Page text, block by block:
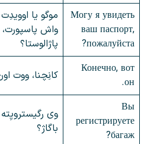
Могу я увидеть
ваш паспорт,
пожалуйста?
موگو یا اوویدِت
واش پاسپورت،
پاژالوستا؟
Конечно, вот
он.
کانِچنا، ووت
Вы
регистрируете
багаж?
وی رگیسترویِته
باگاژ؟